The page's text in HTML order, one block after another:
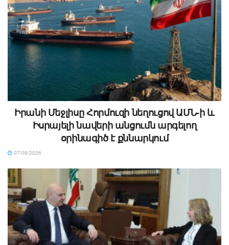
Իրանի Մեջլիսը Հորմուզի նեղուցով ԱՄՆ-ի և
Իսրայելի նավերի անցումն արգելող
օրինագիծ է քննարկում
07/08/2026